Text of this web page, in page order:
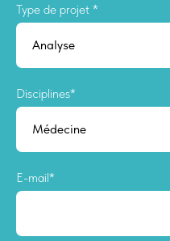
Type de projet *
Disciplines*
E-mail*